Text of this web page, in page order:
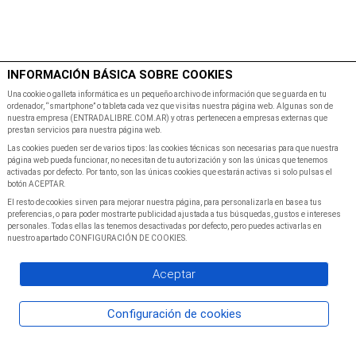
Inicio Programacion
INFORMACIÓN BÁSICA SOBRE COOKIES
Una cookie o galleta informática es un pequeño archivo de información que se guarda en tu
ordenador, “smartphone” o tableta cada vez que visitas nuestra página web. Algunas son de
nuestra empresa (ENTRADALIBRE.COM.AR) y otras pertenecen a empresas externas que
prestan servicios para nuestra página web.
Las cookies pueden ser de varios tipos: las cookies técnicas son necesarias para que nuestra
página web pueda funcionar, no necesitan de tu autorización y son las únicas que tenemos
activadas por defecto. Por tanto, son las únicas cookies que estarán activas si solo pulsas el
botón ACEPTAR.
El resto de cookies sirven para mejorar nuestra página, para personalizarla en base a tus
preferencias, o para poder mostrarte publicidad ajustada a tus búsquedas, gustos e intereses
personales. Todas ellas las tenemos desactivadas por defecto, pero puedes activarlas en
nuestro apartado CONFIGURACIÓN DE COOKIES.
Aceptar
Configuración de cookies